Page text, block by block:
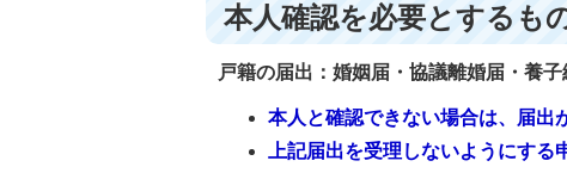
本人確認を必要とするも
戸籍の届出：婚姻届・協議離婚届・養
本人と確認できない場合は、届出
上記届出を受理しないようにす